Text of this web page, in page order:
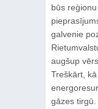
būs
galvenie
augšup
Treškārt,
gāzes